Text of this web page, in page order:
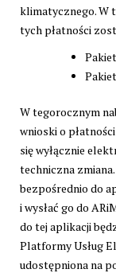
klimatycznego. W
tych płatności
W tegorocznym
wnioski o
się wyłącznie
techniczna
bezpośrednio do
i wysłać go do
do tej aplikacji
Platformy Usług
udostępniona na